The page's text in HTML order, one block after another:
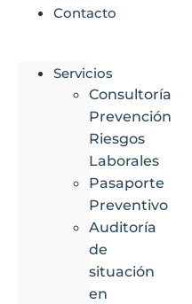
Contacto
Servicios
Consultoría
Prevención
Riesgos
Laborales
Pasaporte
Preventivo
Auditoría
de
situación
en